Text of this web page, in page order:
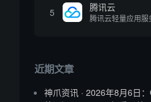
5 腾讯云
近期文章
神爪资讯 · 2026年8月6日